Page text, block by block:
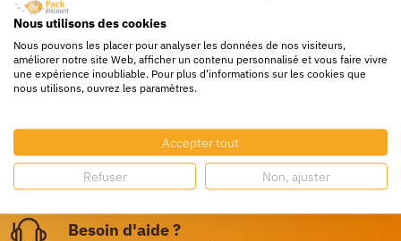
Livraison rapide
24/72h partout en europe
Dès 250€ HT d’achat
Destockage
Profitez de prix bas toute l’année
Besoin d'aide ?
Nous utilisons des cookies
Nous pouvons les placer pour analyser les données de nos visiteurs,
améliorer notre site Web, afficher un contenu personnalisé et vous faire vivre
une expérience inoubliable. Pour plus d'informations sur les cookies que
nous utilisons, ouvrez les paramètres.
Accepter tout
Refuser Non, ajuster